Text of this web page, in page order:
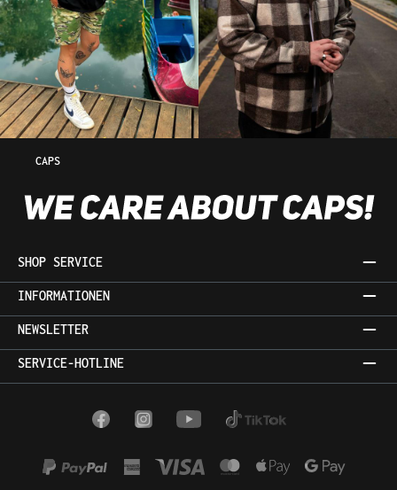
CAPS
SHOP SERVICE
INFORMATIONEN
NEWSLETTER
SERVICE-HOTLINE